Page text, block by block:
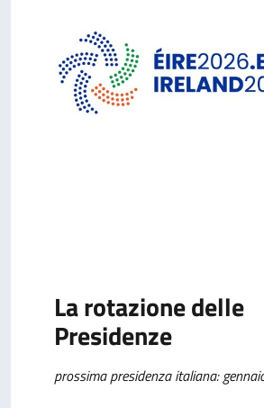
La rotazione delle
Presidenze
prossima presidenza italiana: